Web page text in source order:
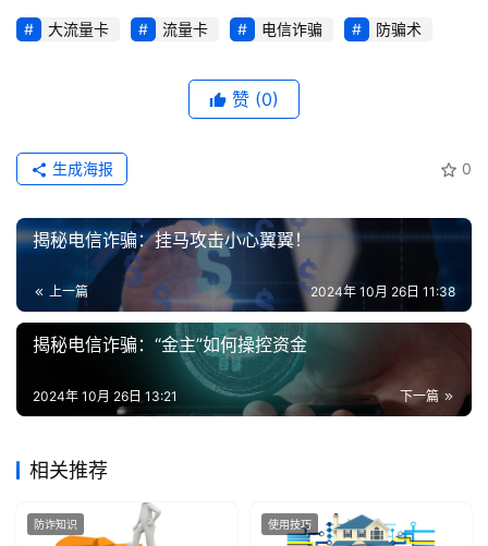
大流量卡 流量卡 电信诈骗 防骗术
赞 (0)
0
生成海报
揭秘电信诈骗：挂马攻击小心翼翼！
上一篇 2024年 10月 26日 11:38
揭秘电信诈骗：“金主”如何操控资金
下一篇
2024年 10月 26日 13:21
相关推荐
防诈知识 使用技巧